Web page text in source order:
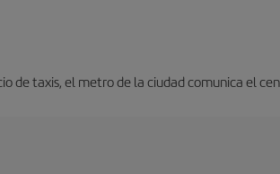
de taxis, el metro de la ciudad comunica el